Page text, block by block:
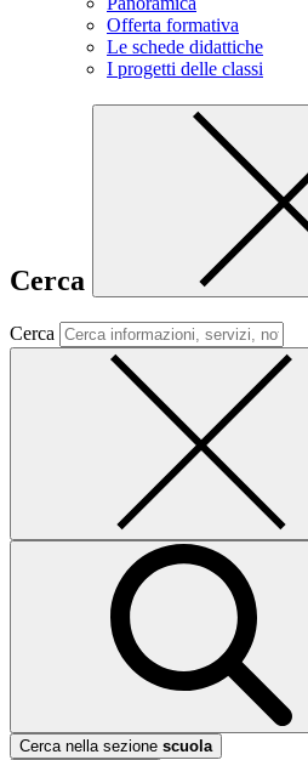
Offerta formativa
Le schede didattiche
I progetti delle classi
Cerca
Cerca
Cerca nella sezione scuola